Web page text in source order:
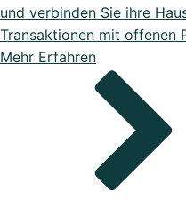
und verbinden Sie ihre
Transaktionen mit offenen
Mehr Erfahren